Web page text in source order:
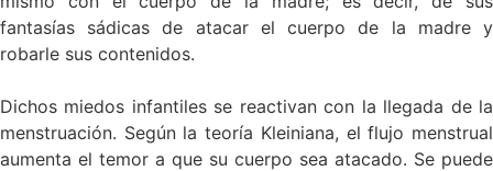
fantasías sádicas de atacar el cuerpo de la madre y
robarle sus contenidos.
Dichos miedos infantiles se reactivan con la llegada de la
menstruación. Según la teoría Kleiniana, el flujo menstrual
aumenta el temor a que su cuerpo sea atacado. Se puede